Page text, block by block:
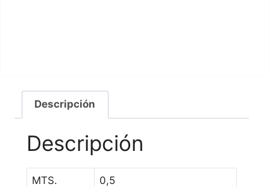
Descripción
Descripción
MTS. 0,5